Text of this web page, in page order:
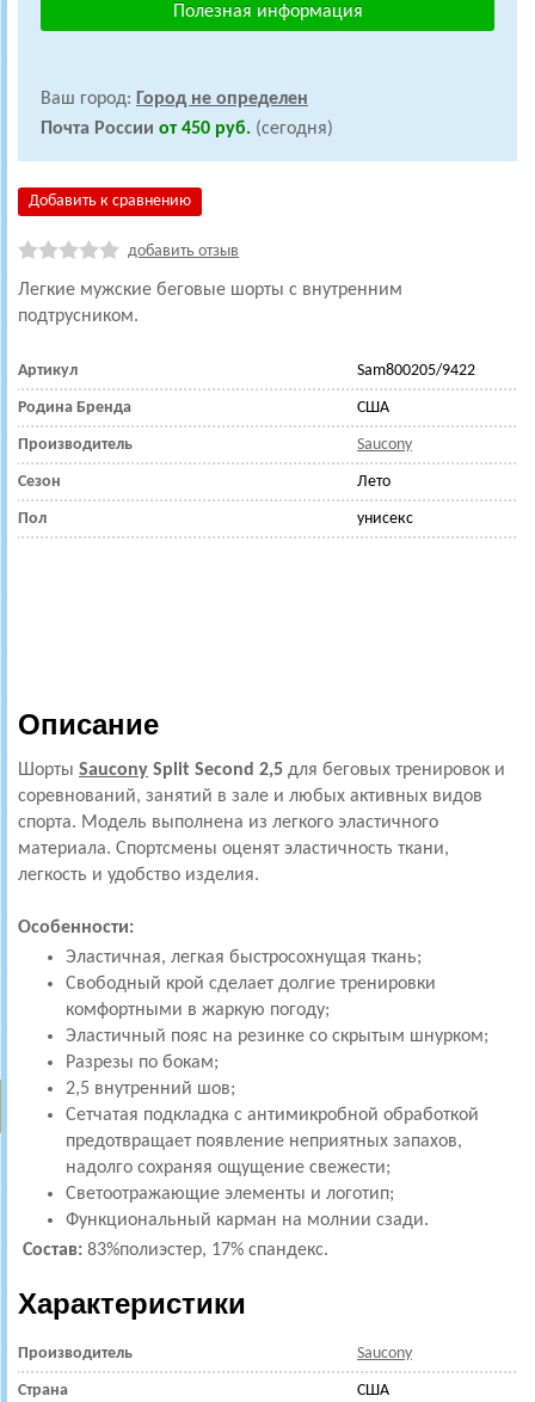
Полезная информация
Ваш город: Город не определен
Почта России от 450 руб. (сегодня)
Добавить к сравнению
добавить отзыв
Легкие мужские беговые шорты с внутренним
подтрусником.
Артикул Sam800205/9422
Родина Бренда США
Производитель Saucony
Сезон Лето
Пол унисекс
Описание
Шорты Saucony Split Second 2,5 для беговых тренировок и
соревнований, занятий в зале и любых активных видов
спорта. Модель выполнена из легкого эластичного
материала. Спортсмены оценят эластичность ткани,
легкость и удобство изделия.
Особенности:
Эластичная, легкая быстросохнущая ткань;
Свободный крой сделает долгие тренировки
комфортными в жаркую погоду;
Эластичный пояс на резинке со скрытым шнурком;
Разрезы по бокам;
2,5 внутренний шов;
Сетчатая подкладка с антимикробной обработкой
предотвращает появление неприятных запахов,
надолго сохраняя ощущение свежести;
Светоотражающие элементы и логотип;
Функциональный карман на молнии сзади.
Состав: 83%полиэстер, 17% спандекс.
Характеристики
Производитель Saucony
Страна США